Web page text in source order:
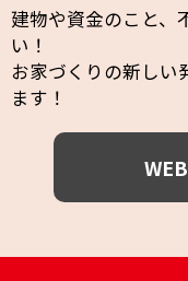
建物や資金のこと、
い！
お家づくりの新しい
ます！